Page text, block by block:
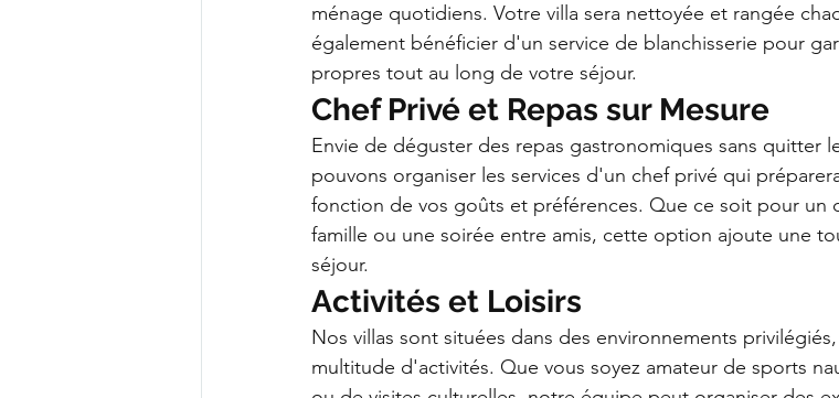
ménage quotidiens. Votre villa sera nettoyée et rangée
également bénéficier d'un service de blanchisserie pour
propres tout au long de votre séjour.
Chef Privé et Repas sur Mesure
Envie de déguster des repas gastronomiques sans quitter
pouvons organiser les services d'un chef privé qui
fonction de vos goûts et préférences. Que ce soit pour un
famille ou une soirée entre amis, cette option ajoute une
séjour.
Activités et Loisirs
Nos villas sont situées dans des environnements
multitude d'activités. Que vous soyez amateur de sports